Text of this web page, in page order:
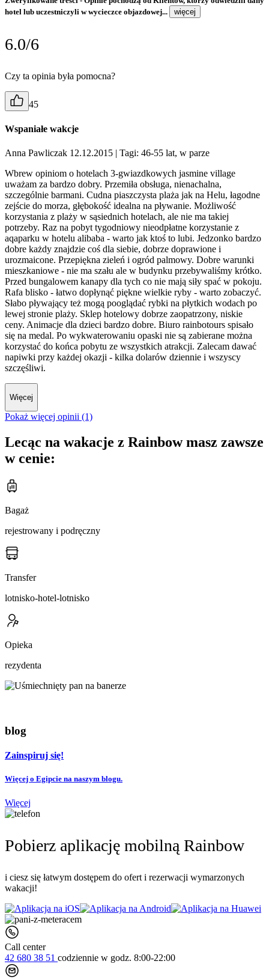
hotel lub uczestniczyli w wycieczce objazdowej...
więcej
6.0/6
Czy ta opinia była pomocna?
45
Wspaniałe wakcje
Anna Pawliczak 12.12.2015 | Tagi: 46-55 lat, w parze
Wbrew opiniom o hotelach 3-gwiazdkowych jasmine village
uważam za bardzo dobry. Przemiła obsługa, nienachalna,
szczególnie barmani. Cudna piaszczysta plaża jak na Helu, łagodne
zejście do morza, głębokość idealna na pływanie. Możliwość
korzystania z plaży w sąsiednich hotelach, ale nie ma takiej
potrzeby. Raz na pobyt tygodniowy nieodpłatne korzystanie z
aqaparku w hotelu alibaba - warto jak ktoś to lubi. Jedzonko bardzo
dobre każdy znajdzie coś dla siebie, dobrze doprawione i
urozmaicone. Przepiękna zieleń i ogród palmowy. Dobre warunki
mieszkaniowe - nie ma szału ale w budynku przebywaliśmy krótko.
Przed bungalowem kanapy dla tych co nie mają siły spać w pokoju.
Rafa blisko - łatwo dopłynąć piękne wielkie ryby - warto zobaczyć.
Słabo pływający też mogą pooglądać rybki na płytkich wodach po
lewej stronie plaży. Sklep hotelowy dobrze zaopatrzony, niskie
ceny. Animacje dla dzieci bardzo dobre. Biuro rainbotours spisało
się na medal. Po wykwaterowaniu opaski nie są zabierane można
korzystać do końca pobytu ze wszystkich atrakcji. Zalecam dawać
napiwki przy każdej okazji - kilka dolarów dziennie i wszyscy
szczęśliwi.
Więcej
Pokaż więcej opinii (1)
Lecąc na wakacje z Rainbow masz zawsze
w cenie:
Bagaż
rejestrowany i podręczny
Transfer
lotnisko-hotel-lotnisko
Opieka
rezydenta
blog
Zainspiruj się!
Więcej o Egipcie na naszym blogu.
Więcej
Pobierz aplikację mobilną Rainbow
i ciesz się łatwym dostępem do ofert i rezerwacji wymarzonych
wakacji!
Call center
42 680 38 51 codziennie w godz. 8:00-22:00